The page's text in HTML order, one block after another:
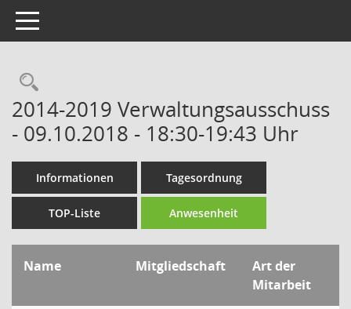
Toggle navigation
Rechercheauswahl
2014-2019 Verwaltungsausschuss
- 09.10.2018 - 18:30-19:43 Uhr
Informationen Tagesordnung
TOP-Liste Anwesenheit
Name Mitgliedschaft
Art der
Mitarbeit